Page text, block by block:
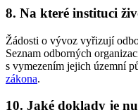
8. Na které instituci
Žádosti o vývoz vyřizují
Seznam odborných
s vymezením jejich územní
zákona.
10. Jaké doklady je